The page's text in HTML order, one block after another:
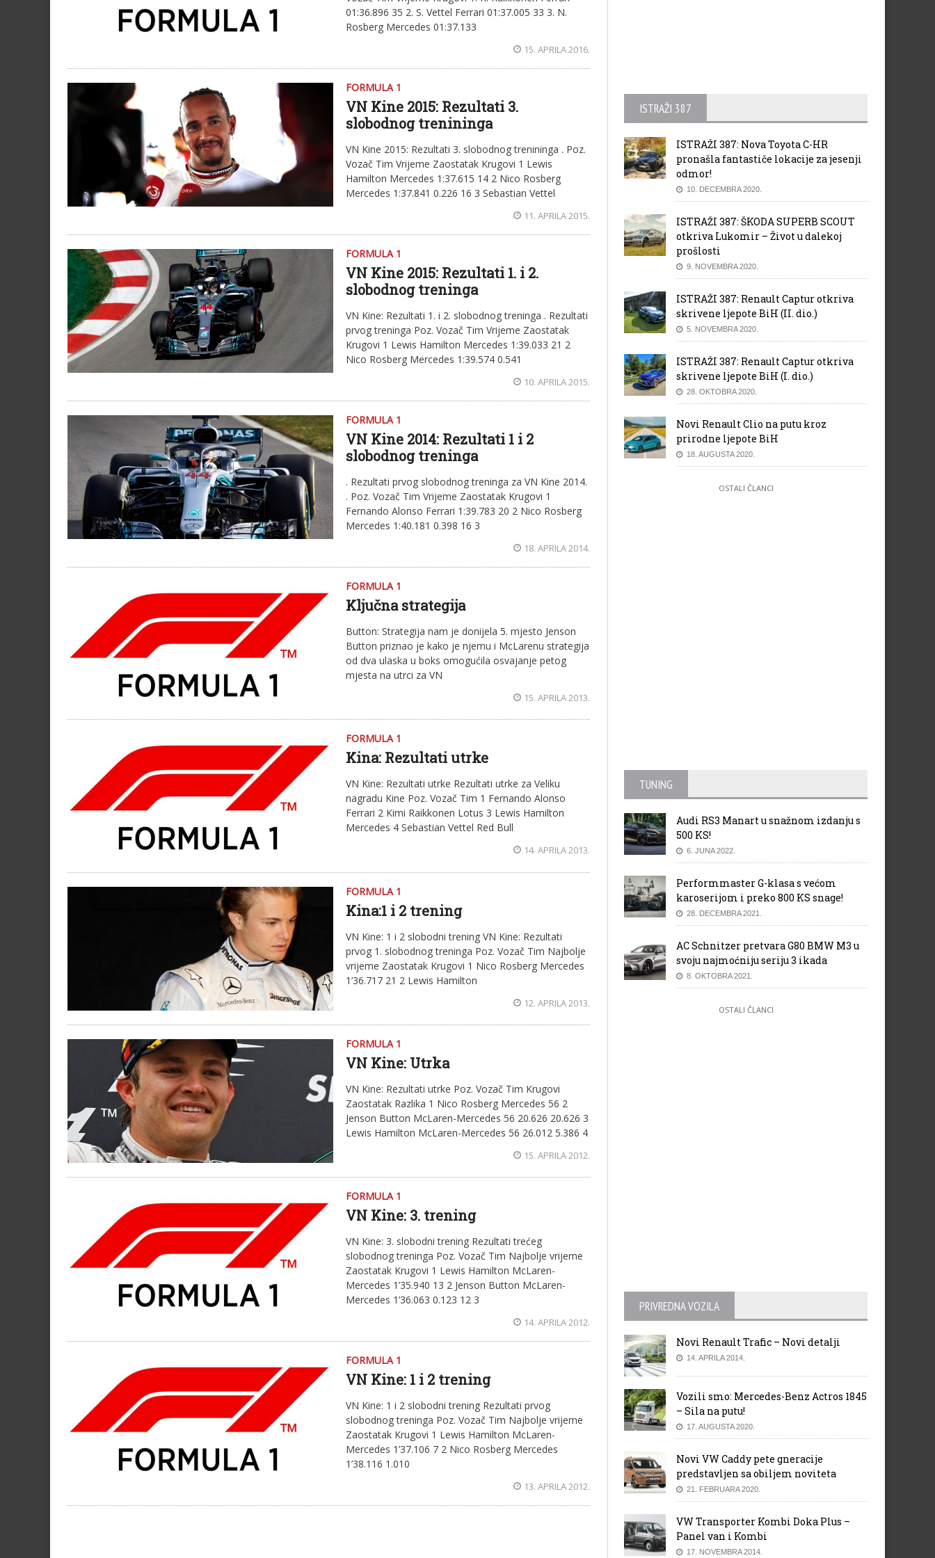
01:36.896 35 2. S. Vettel Ferrari 01:37.005 33 3. N.
Rosberg Mercedes 01:37.133
15. APRILA 2016.
FORMULA 1
VN Kine 2015: Rezultati 3.
slobodnog trenininga
VN Kine 2015: Rezultati 3. slobodnog trenininga . Poz.
Vozač Tim Vrijeme Zaostatak Krugovi 1 Lewis
Hamilton Mercedes 1:37.615 14 2 Nico Rosberg
Mercedes 1:37.841 0.226 16 3 Sebastian Vettel
11. APRILA 2015.
FORMULA 1
VN Kine 2015: Rezultati 1. i 2.
slobodnog treninga
VN Kine: Rezultati 1. i 2. slobodnog treninga . Rezultati
prvog treninga Poz. Vozač Tim Vrijeme Zaostatak
Krugovi 1 Lewis Hamilton Mercedes 1:39.033 21 2
Nico Rosberg Mercedes 1:39.574 0.541
10. APRILA 2015.
FORMULA 1
VN Kine 2014: Rezultati 1 i 2
slobodnog treninga
. Rezultati prvog slobodnog treninga za VN Kine 2014.
. Poz. Vozač Tim Vrijeme Zaostatak Krugovi 1
Fernando Alonso Ferrari 1:39.783 20 2 Nico Rosberg
Mercedes 1:40.181 0.398 16 3
18. APRILA 2014.
FORMULA 1
Ključna strategija
Button: Strategija nam je donijela 5. mjesto Jenson
Button priznao je kako je njemu i McLarenu strategija
od dva ulaska u boks omogućila osvajanje petog
mjesta na utrci za VN
15. APRILA 2013.
FORMULA 1
Kina: Rezultati utrke
VN Kine: Rezultati utrke Rezultati utrke za Veliku
nagradu Kine Poz. Vozač Tim 1 Fernando Alonso
Ferrari 2 Kimi Raikkonen Lotus 3 Lewis Hamilton
Mercedes 4 Sebastian Vettel Red Bull
14. APRILA 2013.
FORMULA 1
Kina:1 i 2 trening
VN Kine: 1 i 2 slobodni trening VN Kine: Rezultati
prvog 1. slobodnog treninga Poz. Vozač Tim Najbolje
vrijeme Zaostatak Krugovi 1 Nico Rosberg Mercedes
1’36.717 21 2 Lewis Hamilton
12. APRILA 2013.
FORMULA 1
VN Kine: Utrka
VN Kine: Rezultati utrke Poz. Vozač Tim Krugovi
Zaostatak Razlika 1 Nico Rosberg Mercedes 56 2
Jenson Button McLaren-Mercedes 56 20.626 20.626 3
Lewis Hamilton McLaren-Mercedes 56 26.012 5.386 4
15. APRILA 2012.
FORMULA 1
VN Kine: 3. trening
VN Kine: 3. slobodni trening Rezultati trećeg
slobodnog treninga Poz. Vozač Tim Najbolje vrijeme
Zaostatak Krugovi 1 Lewis Hamilton McLaren-
Mercedes 1’35.940 13 2 Jenson Button McLaren-
Mercedes 1’36.063 0.123 12 3
14. APRILA 2012.
FORMULA 1
VN Kine: 1 i 2 trening
VN Kine: 1 i 2 slobodni trening Rezultati prvog
slobodnog treninga Poz. Vozač Tim Najbolje vrijeme
Zaostatak Krugovi 1 Lewis Hamilton McLaren-
Mercedes 1’37.106 7 2 Nico Rosberg Mercedes
1’38.116 1.010
13. APRILA 2012.
ISTRAŽI 387
ISTRAŽI 387: Nova Toyota C-HR
pronašla fantastiče lokacije za jesenji
odmor!
10. DECEMBRA 2020.
ISTRAŽI 387: ŠKODA SUPERB SCOUT
otkriva Lukomir – Život u dalekoj
prošlosti
9. NOVEMBRA 2020.
ISTRAŽI 387: Renault Captur otkriva
skrivene ljepote BiH (II. dio.)
5. NOVEMBRA 2020.
ISTRAŽI 387: Renault Captur otkriva
skrivene ljepote BiH (I. dio.)
28. OKTOBRA 2020.
Novi Renault Clio na putu kroz
prirodne ljepote BiH
18. AUGUSTA 2020.
OSTALI ČLANCI
TUNING
Audi RS3 Manart u snažnom izdanju s
500 KS!
6. JUNA 2022.
Performmaster G-klasa s većom
karoserijom i preko 800 KS snage!
28. DECEMBRA 2021.
AC Schnitzer pretvara G80 BMW M3 u
svoju najmoćniju seriju 3 ikada
8. OKTOBRA 2021.
OSTALI ČLANCI
PRIVREDNA VOZILA
Novi Renault Trafic – Novi detalji
14. APRILA 2014.
Vozili smo: Mercedes-Benz Actros 1845
– Sila na putu!
17. AUGUSTA 2020.
Novi VW Caddy pete gneracije
predstavljen sa obiljem noviteta
21. FEBRUARA 2020.
VW Transporter Kombi Doka Plus –
Panel van i Kombi
17. NOVEMBRA 2014.